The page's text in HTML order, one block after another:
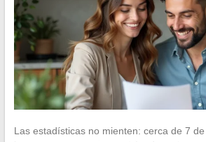
Las estadísticas no mienten: cerca de 7